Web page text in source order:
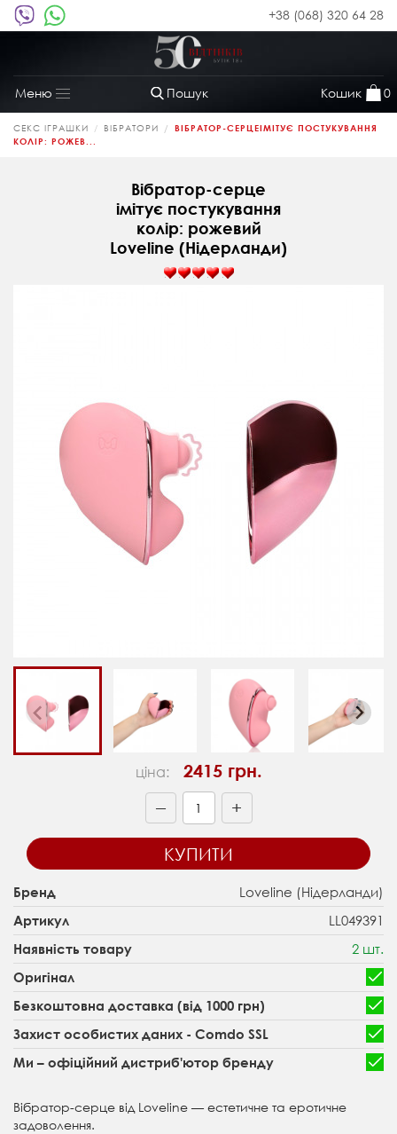
+38 (068) 320 64 28
Пошук Кошик 0
Меню
Toggle
navigation
СЕКС ІГРАШКИ ВІБРАТОРИ
ВІБРАТОР-СЕРЦЕІМІТУЄ ПОСТУКУВАННЯ
КОЛІР: РОЖЕВ...
Вібратор-серце
імітує постукування
колір: рожевий
Loveline (Нідерланди)
ціна: 2415 грн.
— +
КУПИТИ
Бренд Loveline (Нідерланди)
Артикул LL049391
Наявність товару 2 шт.
Оригінал
Безкоштовна доставка (від 1000 грн)
Захист особистих даних - Comdo SSL
Ми – офіційний дистриб'ютор бренду
Вібратор-серце від Loveline — естетичне та еротичне
задоволення.